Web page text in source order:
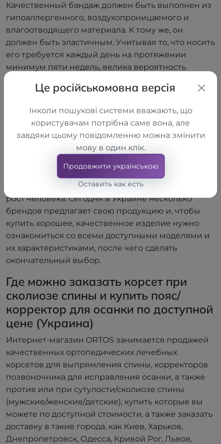
Качественный бандаж должен быть выполнен из
гипоаллергенного, воздухопроницаемого и
влагоотводящего материала. К тому же, он
должен быть эластичным. Учитывая то, что носить
его требуется каждый день на протяжении
минимум пяти недель, велика вероятность
приобретать бандаж телесного или темного
в инструкции. Обязательно следуйте всем
указанным рекомендациям, чтобы он прослужил
вам длительный срок и не растянулся.
Для того, чтобы правильно подобрать бандаж,
необходимо знать обхват под грудью (для
грудных) и талии (грудо-поясничные), а также
рост человека. Сегодня в Украине несколько
брендов предлагает свою продукцию и, чтобы
купить хорошее, качественное изделие нужно
ознакомиться со всеми доступными моделями и
их характеристиками, после чего сделать
окончательный выбор.
Где можно заказать корсет при
сколиозе спины и купить пояс/
корректор для осанки по доступной
цене (Украина)
Интернет-магазин ORTOS занимается продажей
качественных ортопедических лечебных
корсетов для выпрямления спины, корректоров
позвоночника для исправления осанки, а также
против или при сутулости/сколиозе спины
(мужские/женские/детские), купить которые вы
можете по доступной стоимости, а также заказать
доставку в такие города, как Киев, Харьков,
Днепропетровск, Одесса, Кривой Рог, Львов,
Це російськомовна версія
Інколи пошукові системи вважають, що
користувачам потрібна саме вона, але
завдяки цьому повідомленню можна змінити
мову в один клік.
Продовжити українською
Оставить как есть